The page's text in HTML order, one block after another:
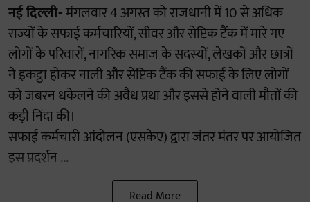
नई दिल्ली-मंगलवार 4 अगस्त को राजधानी में 10 से अधिक
राज्यों के सफाई कर्मचारियों, सीवर और सेप्टिक टैंक में मारे गए
लोगों के परिवारों, नागरिक समाज के सदस्यों, लेखकों और छात्रों
ने इकट्ठा होकर नाली और सेप्टिक टैंक की सफाई के लिए लोगों
को जबरन धकेलने की अवैध प्रथा और इससे होने वाली मौतों की
कड़ी निंदा की।
सफाई कर्मचारी आंदोलन (एसकेए) द्वारा जंतर मंतर पर आयोजित
इस प्रदर्शन ...
Read More